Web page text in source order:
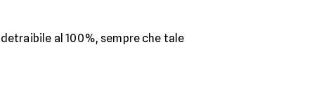
al 100%, sempre che tale